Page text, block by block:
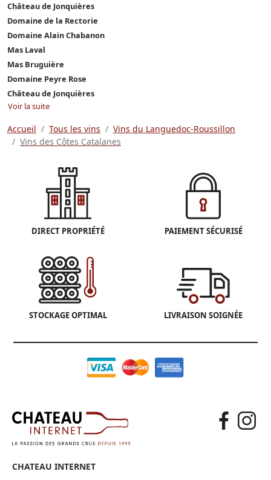
Château de Jonquières
Domaine de la Rectorie
Domaine Alain Chabanon
Mas Laval
Mas Bruguière
Domaine Peyre Rose
Château de Jonquières
Voir la suite
Accueil Tous les vins
Vins du Languedoc-Roussillon
Vins des Côtes Catalanes
DIRECT PROPRIÉTÉ PAIEMENT SÉCURISÉ
STOCKAGE OPTIMAL LIVRAISON SOIGNÉE
CHATEAU INTERNET